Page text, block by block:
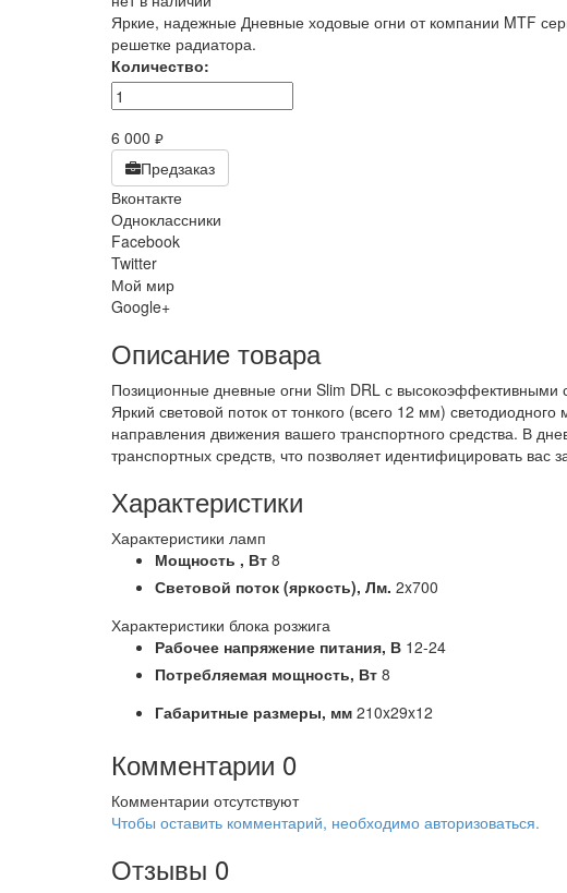
Яркие, надежные Дневные ходовые огни от компании MTF
решетке радиатора.
Количество:
6 000 руб.
Предзаказ
Вконтакте
Одноклассники
Facebook
Twitter
Мой мир
Google+
Описание товара
Позиционные дневные огни Slim DRL с высокоэффективными
Яркий световой поток от тонкого (всего 12 мм)
направления движения вашего транспортного средства. В
транспортных средств, что позволяет идентифицировать вас
Характеристики
Характеристики ламп
Мощность , Вт 8
Световой поток (яркость), Лм. 2x700
Характеристики блока розжига
Рабочее напряжение питания, В 12-24
Потребляемая мощность, Вт 8
Габаритные размеры, мм 210x29x12
Комментарии 0
Комментарии отсутствуют
Чтобы оставить комментарий, необходимо авторизоваться.
Отзывы 0